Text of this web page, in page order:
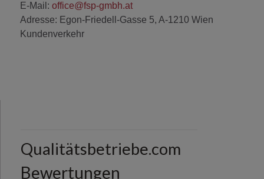
E-Mail: office@fsp-gmbh.at
Adresse: Egon-Friedell-Gasse 5, A-1210 Wien
Kundenverkehr